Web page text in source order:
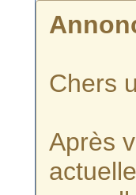
Chers
Après